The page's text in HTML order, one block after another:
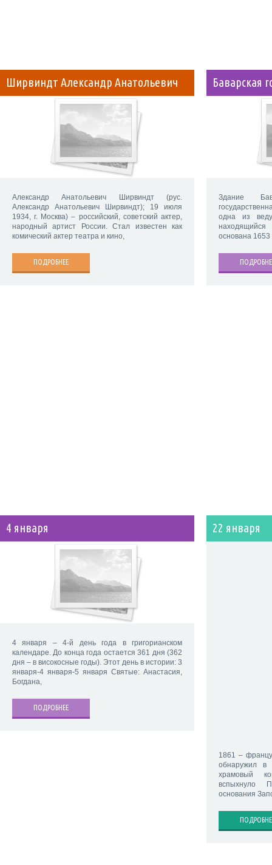
Ширвиндт Александр Анатольевич
Александр Анатольевич Ширвиндт (рус.
Александр Анатольевич Ширвиндт); 19 июля
1934, г. Москва) – российский, советский актер,
народный артист России. Стал известен как
комический актер театра и кино,
ПОДРОБНЕЕ
Баварская
Здание
одна из
основана 1653
4 января
4 января – 4-й день года в григорианском
календаре. До конца года остается 361 дня (362
дня – в високосные годы). Этот день в истории: 3
января-4 января-5 января Святые: Анастасия,
Богдана,
ПОДРОБНЕЕ
22 января
1861 –
обнаружил в
храмовый
вспыхнуло
основания